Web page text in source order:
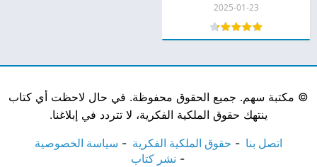
2025-01-23
© مكتبة سهم. جميع الحقوق محفوظة. في حال لاحظت أي كتاب
ينتهك حقوق الملكية الفكرية، لا تتردد في إبلاغنا.
اتصل بنا حقوق الملكية الفكرية
سياسة الخصوصية
نشر كتاب